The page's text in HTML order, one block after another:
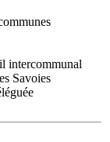
intercommunal
Savoies